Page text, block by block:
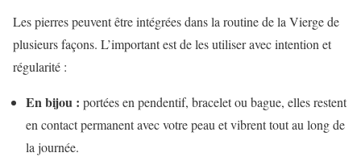
Les pierres peuvent être intégrées dans la routine de la Vierge de
plusieurs façons. L’important est de les utiliser avec intention et
régularité :
En bijou : portées en pendentif, bracelet ou bague, elles restent
en contact permanent avec votre peau et vibrent tout au long de
la journée.